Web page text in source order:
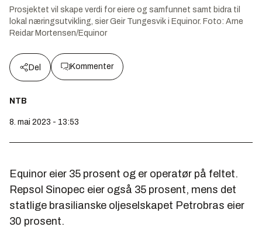
Prosjektet vil skape verdi for eiere og samfunnet samt bidra til
lokal næringsutvikling, sier Geir Tungesvik i Equinor. Foto: Arne
Reidar Mortensen/Equinor
Del Kommenter
NTB
8. mai 2023 - 13:53
Equinor eier 35 prosent og er operatør på feltet.
Repsol Sinopec eier også 35 prosent, mens det
statlige brasilianske oljeselskapet Petrobras eier
30 prosent.